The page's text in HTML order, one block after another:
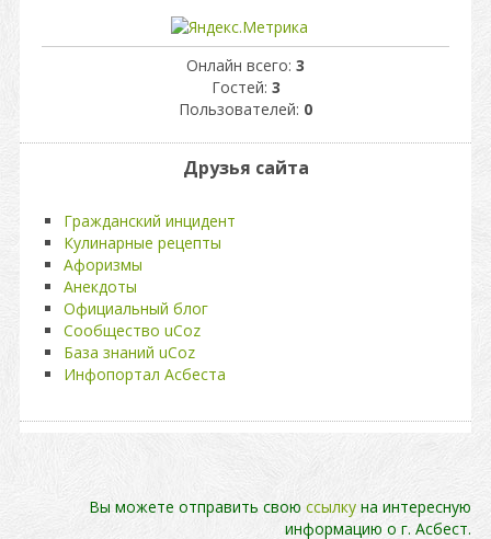
Онлайн всего: 3
Гостей: 3
Пользователей: 0
Друзья сайта
Гражданский инцидент
Кулинарные рецепты
Афоризмы
Анекдоты
Официальный блог
Сообщество uCoz
База знаний uCoz
Инфопортал Асбеста
Вы можете отправить свою ссылку на интересную
информацию о г. Асбест.